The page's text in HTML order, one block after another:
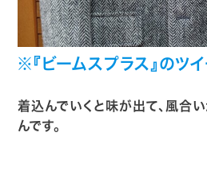
※『ビームスプラス』のツ
着込んでいくと味が出て、風合
んです。